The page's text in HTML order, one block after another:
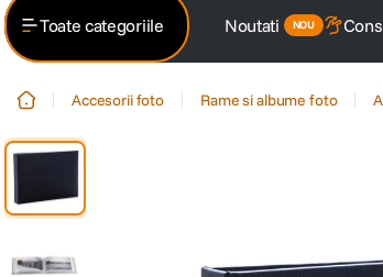
2. trepied
5. canon sx740 hs
Toate categoriile Noutati
Accesorii foto Rame si albume foto